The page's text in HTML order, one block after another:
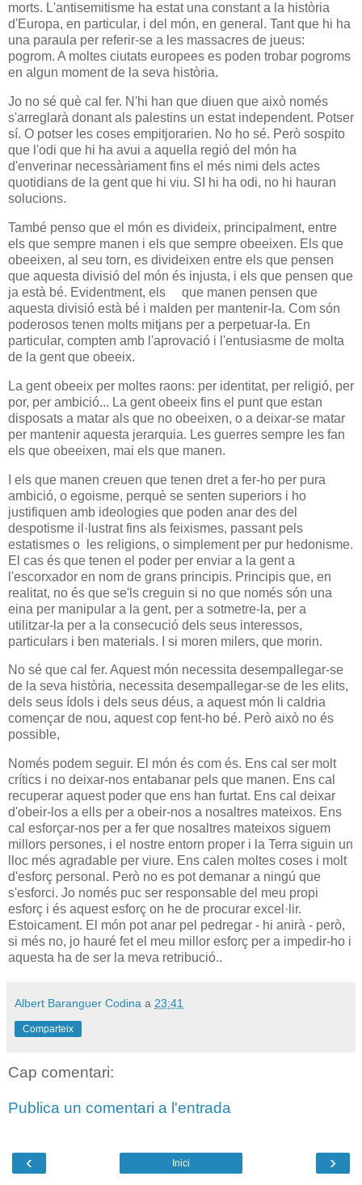
morts. L'antisemitisme ha estat una constant a la història
d'Europa, en particular, i del món, en general. Tant que hi ha
una paraula per referir-se a les massacres de jueus:
pogrom. A moltes ciutats europees es poden trobar pogroms
en algun moment de la seva història.
Jo no sé què cal fer. N'hi han que diuen que això només
s'arreglarà donant als palestins un estat independent. Potser
sí. O potser les coses empitjorarien. No ho sé. Però sospito
que l'odi que hi ha avui a aquella regió del món ha
d'enverinar necessàriament fins el més nimi dels actes
quotidians de la gent que hi viu. SI hi ha odi, no hi hauran
solucions.
També penso que el món es divideix, principalment, entre
els que sempre manen i els que sempre obeeixen. Els que
obeeixen, al seu torn, es divideixen entre els que pensen
que aquesta divisió del món és injusta, i els que pensen que
ja està bé. Evidentment, els
que manen pensen que
aquesta divisió està bé i malden per mantenir-la. Com són
poderosos tenen molts mitjans per a perpetuar-la. En
particular, compten amb l'aprovació i l'entusiasme de molta
de la gent que obeeix.
La gent obeeix per moltes raons: per identitat, per religió, per
por, per ambició... La gent obeeix fins el punt que estan
disposats a matar als que no obeeixen, o a deixar-se matar
per mantenir aquesta jerarquia. Les guerres sempre les fan
els que obeeixen, mai els que manen.
I els que manen creuen que tenen dret a fer-ho per pura
ambició, o egoisme, perquè se senten superiors i ho
justifiquen amb ideologies que poden anar des del
despotisme il·lustrat fins als feixismes, passant pels
estatismes o les religions, o simplement per pur hedonisme.
El cas és que tenen el poder per enviar a la gent a
l'escorxador en nom de grans principis. Principis que, en
realitat, no és que se'ls creguin si no que només són una
eina per manipular a la gent, per a sotmetre-la, per a
utilitzar-la per a la consecució dels seus interessos,
particulars i ben materials. I si moren milers, que morin.
No sé que cal fer. Aquest món necessita desempallegar-se
de la seva història, necessita desempallegar-se de les elits,
dels seus ídols i dels seus déus, a aquest món li caldria
començar de nou, aquest cop fent-ho bé. Però això no és
possible,
Només podem seguir. El món és com és. Ens cal ser molt
crítics i no deixar-nos entabanar pels que manen. Ens cal
recuperar aquest poder que ens han furtat. Ens cal deixar
d'obeir-los a ells per a obeir-nos a nosaltres mateixos. Ens
cal esforçar-nos per a fer que nosaltres mateixos siguem
millors persones, i el nostre entorn proper i la Terra siguin un
lloc més agradable per viure. Ens calen moltes coses i molt
d'esforç personal. Però no es pot demanar a ningú que
s'esforci. Jo només puc ser responsable del meu propi
esforç i és aquest esforç on he de procurar excel·lir.
Estoicament. El món pot anar pel pedregar - hi anirà - però,
si més no, jo hauré fet el meu millor esforç per a impedir-ho i
aquesta ha de ser la meva retribució..
Albert Baranguer Codina a 23:41
Comparteix
Cap comentari:
Publica un comentari a l'entrada
‹ ›
Inici